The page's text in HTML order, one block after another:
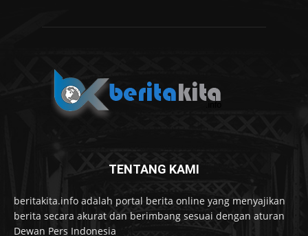
TENTANG KAMI
beritakita.info adalah portal berita online yang menyajikan
berita secara akurat dan berimbang sesuai dengan aturan
Dewan Pers Indonesia